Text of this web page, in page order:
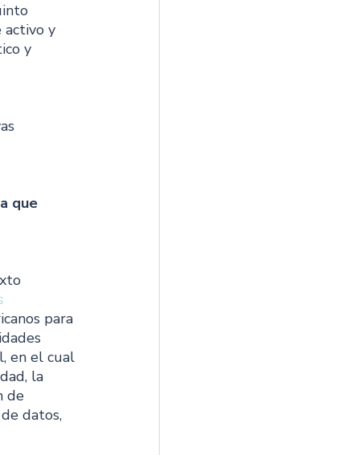
activo y
y
que
para
en el cual
la
de
datos,